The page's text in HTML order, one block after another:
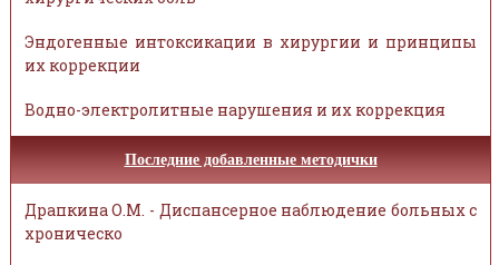
Эндогенные интоксикации в хирургии и принципы
их коррекции
Водно-электролитные нарушения и их коррекция
Последние добавленные методички
Драпкина О.М. - Диспансерное наблюдение больных с
хроническо